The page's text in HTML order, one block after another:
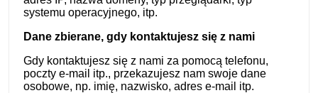
systemu operacyjnego, itp.
Dane zbierane, gdy kontaktujesz się z nami
Gdy kontaktujesz się z nami za pomocą telefonu,
poczty e-mail itp., przekazujesz nam swoje dane
osobowe, np. imię, nazwisko, adres e-mail itp.